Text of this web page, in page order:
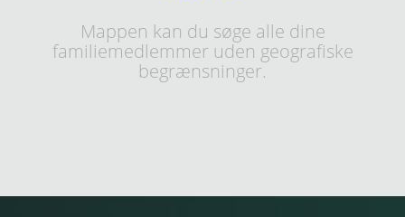
Mappen kan du søge alle dine
familiemedlemmer uden geografiske
begrænsninger.